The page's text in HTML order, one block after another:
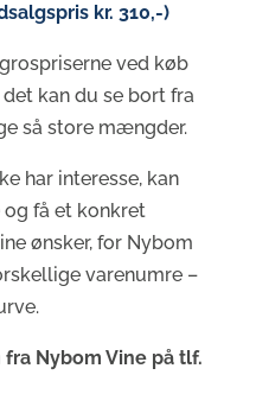
kr. 310,-)
ved køb
kan du se bort fra
så store mængder.
har interesse, kan
få et konkret
ønsker, for Nybom
varenumre –
Nybom Vine på tlf.